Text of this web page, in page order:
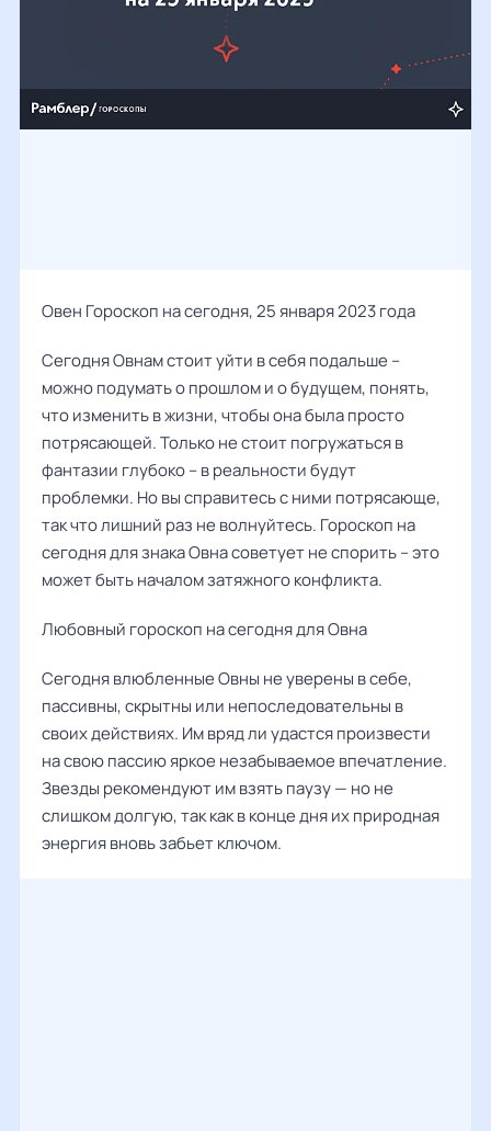
Овен Гороскоп на сегодня, 25 января 2023 года
Сегодня Овнам стоит уйти в себя подальше –
можно подумать о прошлом и о будущем, понять,
что изменить в жизни, чтобы она была просто
потрясающей. Только не стоит погружаться в
фантазии глубоко – в реальности будут
проблемки. Но вы справитесь с ними потрясающе,
так что лишний раз не волнуйтесь. Гороскоп на
сегодня для знака Овна советует не спорить – это
может быть началом затяжного конфликта.
Любовный гороскоп на сегодня для Овна
Сегодня влюбленные Овны не уверены в себе,
пассивны, скрытны или непоследовательны в
своих действиях. Им вряд ли удастся произвести
на свою пассию яркое незабываемое впечатление.
Звезды рекомендуют им взять паузу — но не
слишком долгую, так как в конце дня их природная
энергия вновь забьет ключом.